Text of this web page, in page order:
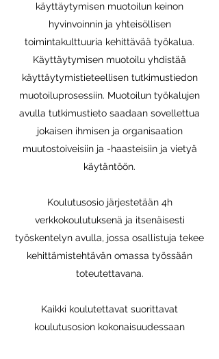
käyttäytymisen muotoilun keinon
hyvinvoinnin ja yhteisöllisen
toimintakulttuuria kehittävää työkalua.
Käyttäytymisen muotoilu yhdistää
käyttäytymistieteellisen tutkimustiedon
muotoiluprosessiin. Muotoilun työkalujen
avulla tutkimustieto saadaan sovellettua
jokaisen ihmisen ja organisaation
muutostoiveisiin ja -haasteisiin ja vietyä
käytäntöön.
Koulutusosio järjestetään 4h
verkkokoulutuksenä ja itsenäisesti
työskentelyn avulla, jossa osallistuja tekee
kehittämistehtävän omassa työssään
toteutettavana.
Kaikki koulutettavat suorittavat
koulutusosion kokonaisuudessaan